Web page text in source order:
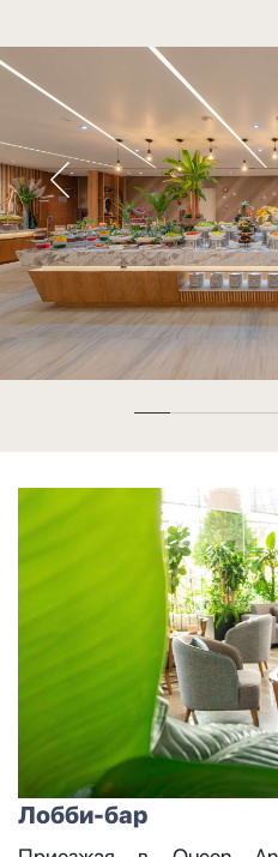
Лобби-бар